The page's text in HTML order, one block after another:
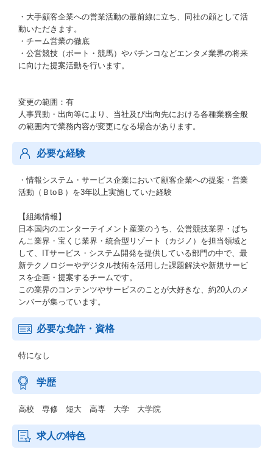
・大手顧客企業への営業活動の最前線に立ち、同社の顔として活
動いただきます。
・チーム営業の徹底
・公営競技（ボート・競馬）やパチンコなどエンタメ業界の将来
に向けた提案活動を行います。
変更の範囲：有
人事異動・出向等により、当社及び出向先における各種業務全般
の範囲内で業務内容が変更になる場合があります。
必要な経験
・情報システム・サービス企業において顧客企業への提案・営業
活動（ＢtoＢ）を3年以上実施していた経験
【組織情報】
日本国内のエンターテイメント産業のうち、公営競技業界・ぱち
んこ業界・宝くじ業界・統合型リゾート（カジノ）を担当領域と
して、ITサービス・システム開発を提供している部門の中で、最
新テクノロジーやデジタル技術を活用した課題解決や新規サービ
スを企画・提案するチームです。
この業界のコンテンツやサービスのことが大好きな、約20人のメ
ンバーが集っています。
必要な免許・資格
特になし
学歴
高校 専修 短大 高専 大学 大学院
求人の特色